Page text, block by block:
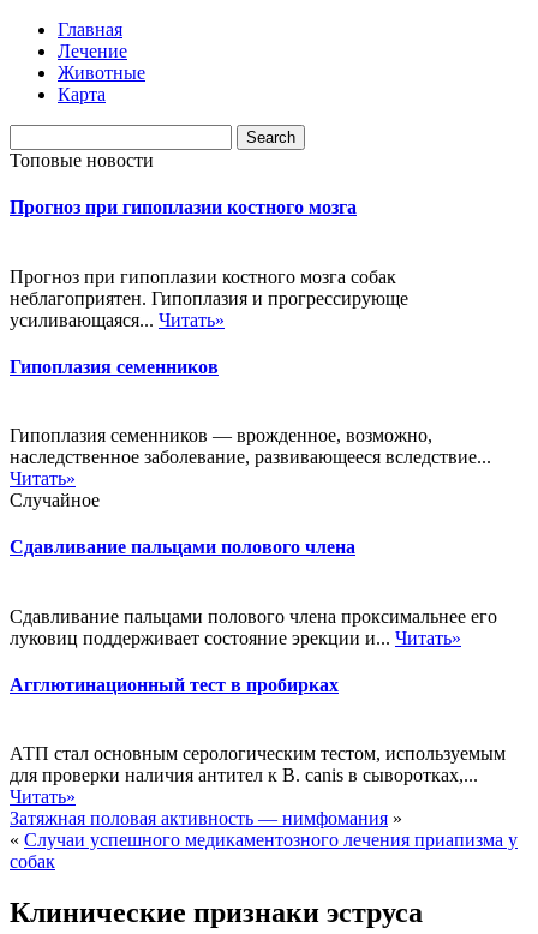
Главная
Лечение
Животные
Карта
Топовые новости
Прогноз при гипоплазии костного мозга
Прогноз при гипоплазии костного мозга собак
неблагоприятен. Гипоплазия и прогрессирующе
усиливающаяся... Читать»
Гипоплазия семенников
Гипоплазия семенников — врожденное, возможно,
наследственное заболевание, развивающееся вследствие...
Читать»
Случайное
Сдавливание пальцами полового члена
Сдавливание пальцами полового члена проксимальнее его
луковиц поддерживает состояние эрекции и... Читать»
Агглютинационный тест в пробирках
АТП стал основным серологическим тестом, используемым
для проверки наличия антител к В. canis в сыворотках,...
Читать»
Затяжная половая активность — нимфомания »
« Случаи успешного медикаментозного лечения приапизма у
собак
Клинические признаки эструса